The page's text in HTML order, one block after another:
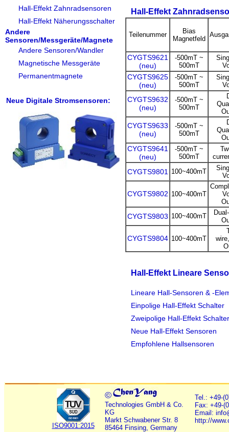
Hall-Effekt Zahnradsensoren
Hall-Effekt Näherungsschalter
Andere
Sensoren/Messgeräte/Magnete
Andere Sensoren/Wandler
Magnetische Messgeräte
Permanentmagnete
Neue Digitale Stromsensoren:
Hall-Effekt
Teilenummer
Bias
Magnetfeld
CYGTS9621
(neu)
-500mT ~
500mT
CYGTS9625
(neu)
-500mT ~
500mT
CYGTS9632
(neu)
-500mT ~
500mT
CYGTS9633
(neu)
-500mT ~
500mT
CYGTS9641
(neu)
-500mT ~
500mT
CYGTS9801 100~400mT
CYGTS9802 100~400mT
CYGTS9803 100~400mT
CYGTS9804 100~400mT
Hall-Effekt Lineare
Lineare Hall-Sensoren & -
Einpolige Hall-Effekt Schalter
Zweipolige Hall-Effekt Schalter
Neue Hall-Effekt Sensoren
Empfohlene Hallsensoren
ISO9001:2015
©
Technologies GmbH & Co.
KG
Markt Schwabener Str. 8
85464 Finsing, Germany
Tel.: +49-
Fax: +49-
Email:
http://